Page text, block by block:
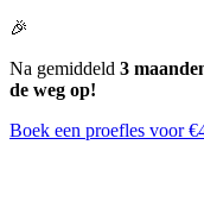
🎉
Na gemiddeld 3
de weg op!
Boek een proefles voor